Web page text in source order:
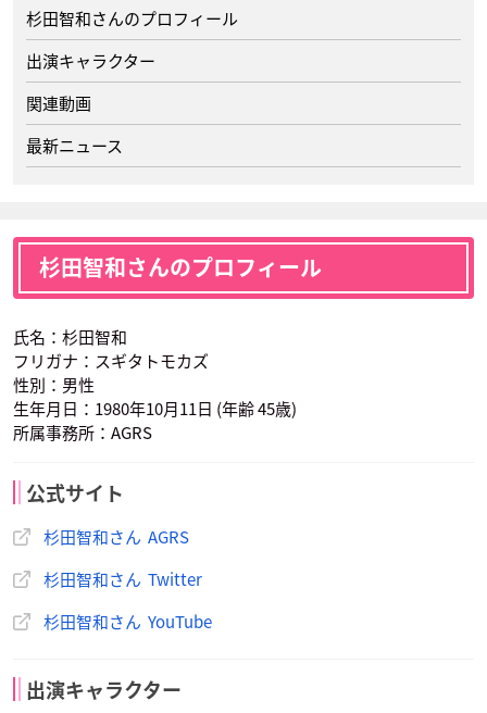
杉田智和さんのプロフィール
出演キャラクター
関連動画
最新ニュース
杉田智和さんのプロフィール
氏名：杉田智和
フリガナ：スギタトモカズ
性別：男性
生年月日：1980年10月11日 (年齢 45歳)
所属事務所：AGRS
公式サイト
杉田智和さん AGRS
杉田智和さん Twitter
杉田智和さん YouTube
出演キャラクター